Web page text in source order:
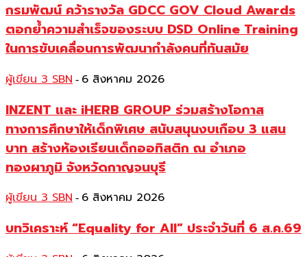
กรมพัฒน์ คว้ารางวัล GDCC GOV Cloud Awards
ตอกย้ำความสำเร็จของระบบ DSD Online Training
ในการขับเคลื่อนการพัฒนากำลังคนที่ทันสมัย
ผู้เขียน 3 SBN - 6 สิงหาคม 2026
INZENT และ iHERB GROUP ร่วมสร้างโอกาส
ทางการศึกษาให้เด็กพิเศษ สนับสนุนงบเกือบ 3 แสน
บาท สร้างห้องเรียนเด็กออทิสติก ณ อำเภอ
ทองผาภูมิ จังหวัดกาญจนบุรี
ผู้เขียน 3 SBN - 6 สิงหาคม 2026
บทวิเคราะห์ “Equality for All” ประจำวันที่ 6 ส.ค.69